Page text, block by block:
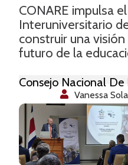
CONARE impulsa
Interuniversitario
construir una
futuro de la
Consejo Nacional De
Vanessa